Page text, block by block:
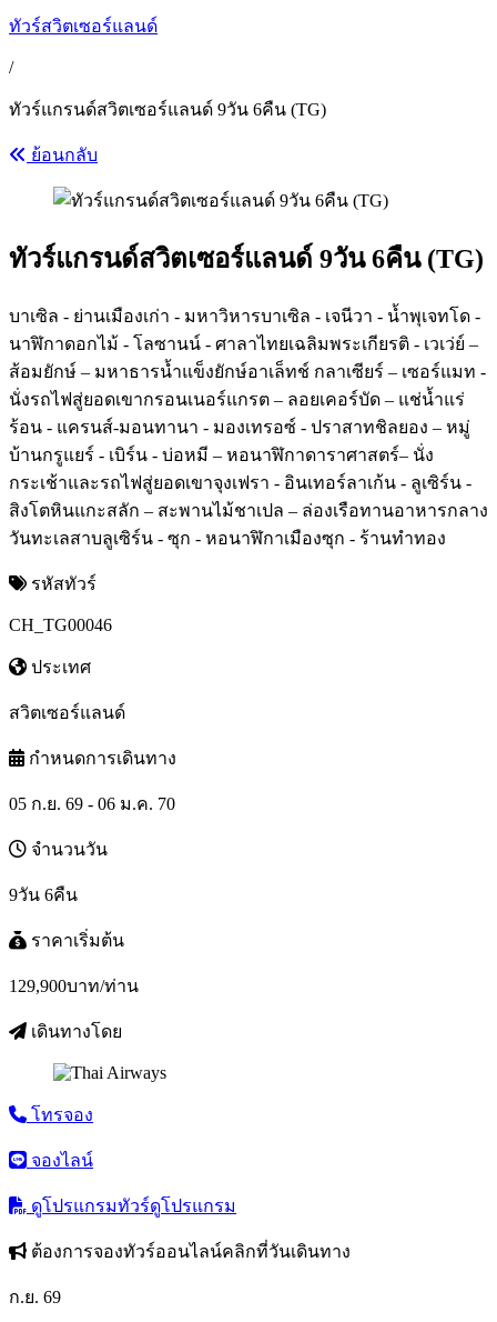
ทัวร์สวิตเซอร์แลนด์
/
ทัวร์แกรนด์สวิตเซอร์แลนด์ 9วัน 6คืน (TG)
ย้อนกลับ
ทัวร์แกรนด์สวิตเซอร์แลนด์ 9วัน 6คืน (TG)
บาเซิล - ย่านเมืองเก่า - มหาวิหารบาเซิล - เจนีวา - น้ำพุเจทโด -
นาฬิกาดอกไม้ - โลซานน์ - ศาลาไทยเฉลิมพระเกียรติ - เวเว่ย์ –
ส้อมยักษ์ – มหาธารน้ำแข็งยักษ์อาเล็ทช์ กลาเซียร์ – เซอร์แมท -
นั่งรถไฟสู่ยอดเขากรอนเนอร์แกรต – ลอยเคอร์บัด – แช่น้ำแร่
ร้อน - แครนส์-มอนทานา - มองเทรอซ์ - ปราสาทชิลยอง – หมู่
บ้านกรูแยร์ - เบิร์น - บ่อหมี – หอนาฬิกาดาราศาสตร์– นั่ง
กระเช้าและรถไฟสู่ยอดเขาจุงเฟรา - อินเทอร์ลาเก้น - ลูเซิร์น -
สิงโตหินแกะสลัก – สะพานไม้ชาเปล – ล่องเรือทานอาหารกลาง
วันทะเลสาบลูเซิร์น - ซุก - หอนาฬิกาเมืองซุก - ร้านทำทอง
รหัสทัวร์
CH_TG00046
ประเทศ
สวิตเซอร์แลนด์
กำหนดการเดินทาง
05 ก.ย. 69 - 06 ม.ค. 70
จำนวนวัน
9วัน 6คืน
ราคาเริ่มต้น
129,900บาท/ท่าน
เดินทางโดย
โทรจอง
จองไลน์
ดูโปรแกรมทัวร์ดูโปรแกรม
ต้องการจองทัวร์ออนไลน์คลิกที่วันเดินทาง
ก.ย. 69